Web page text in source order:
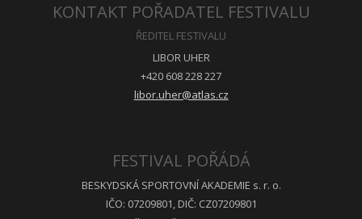
KONTAKT POŘADATEL FESTIVALU
ŘEDITEL FESTIVALU
LIBOR UHER
+420 608 228 227
libor.uher@atlas.cz
FESTIVAL POŘÁDÁ
BESKYDSKÁ SPORTOVNÍ AKADEMIE s. r. o.
IČO: 07209801, DIČ: CZ07209801